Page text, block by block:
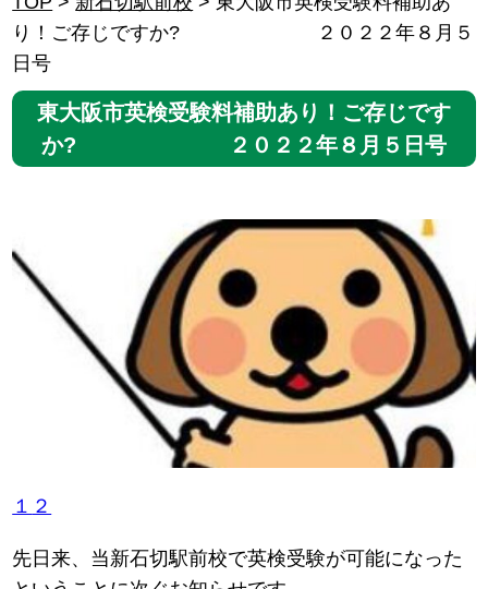
り！ご存じですか? ２０２２年８月５
日号
東大阪市英検受験料補助あり！ご存じです
か? ２０２２年８月５日号
１ ２
先日来、当新石切駅前校で英検受験が可能になった